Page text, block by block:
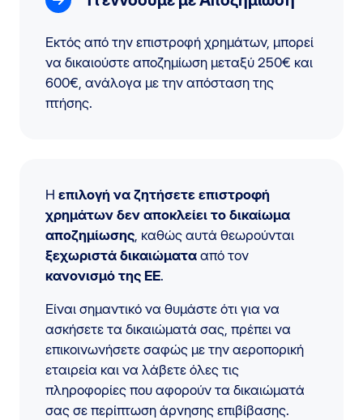
Εκτός από την επιστροφή χρημάτων, μπορεί
να δικαιούστε αποζημίωση μεταξύ 250€ και
600€, ανάλογα με την απόσταση της
πτήσης.
Η επιλογή να ζητήσετε επιστροφή
χρημάτων δεν αποκλείει το δικαίωμα
αποζημίωσης, καθώς αυτά θεωρούνται
ξεχωριστά δικαιώματα από τον
κανονισμό της ΕΕ.
Είναι σημαντικό να θυμάστε ότι για να
ασκήσετε τα δικαιώματά σας, πρέπει να
επικοινωνήσετε σαφώς με την αεροπορική
εταιρεία και να λάβετε όλες τις
πληροφορίες που αφορούν τα δικαιώματά
σας σε περίπτωση άρνησης επιβίβασης.